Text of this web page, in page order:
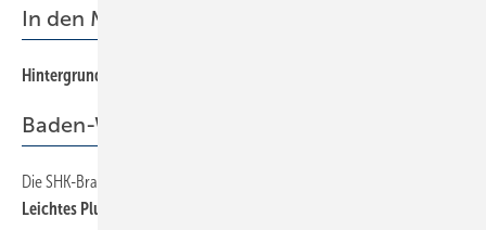
In den Mund gelegt
Hintergrund
Baden-Württemberg
Die SHK-Branche kann optimistisch in die Zukunft blicken.
Leichtes Plus trotz Tief im Wohnungsbau